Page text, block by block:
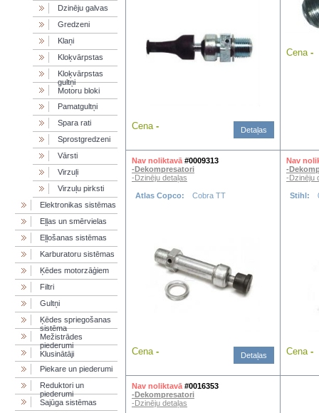
Dzinēju galvas
Gredzeni
Klaņi
Kloķvārpstas
Kloķvārpstas
gultņi
Motoru bloki
Pamatgultņi
Spara rati
Sprostgredzeni
Vārsti
Virzuļi
Virzuļu pirksti
Elektronikas sistēmas
Eļļas un smērvielas
Eļļošanas sistēmas
Karburatoru sistēmas
Ķēdes motorzāģiem
Filtri
Gultņi
Ķēdes spriegošanas
sistēma
Mežistrādes
piederumi
Klusinātāji
Piekare un piederumi
Reduktori un
piederumi
Sajūga sistēmas
Cena - Detaļas
Cena -
Nav noliktavā #0009313
-Dekompresatori
-Dzinēju detaļas
Atlas Copco: Cobra TT
Cena - Detaļas
Nav
-
-Dzinēju
Stihl:
Cena -
Nav noliktavā #0016353
-Dekompresatori
-Dzinēju detaļas